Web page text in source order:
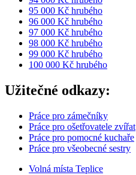
95 000 Kč hrubého
96 000 Kč hrubého
97 000 Kč hrubého
98 000 Kč hrubého
99 000 Kč hrubého
100 000 Kč hrubého
Užitečné odkazy:
Práce pro zámečníky
Práce pro ošetřovatele zvířat
Práce pro pomocné kuchaře
Práce pro všeobecné sestry
Volná místa Teplice